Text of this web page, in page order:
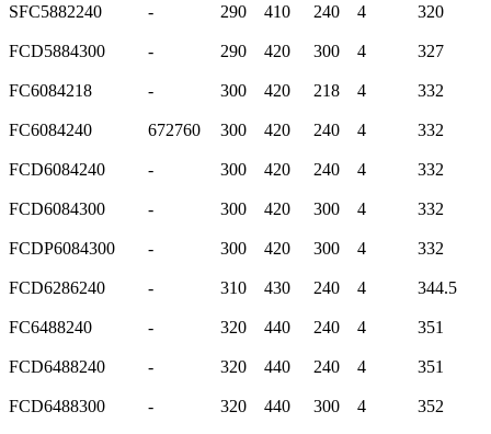
SFC5882240 - 290 410 240 4 320
FCD5884300 - 290 420 300 4 327
FC6084218 - 300 420 218 4 332
FC6084240 672760 300 420 240 4 332
FCD6084240 - 300 420 240 4 332
FCD6084300 - 300 420 300 4 332
FCDP6084300 - 300 420 300 4 332
FCD6286240 - 310 430 240 4 344.5
FC6488240 - 320 440 240 4 351
FCD6488240 - 320 440 240 4 351
FCD6488300 - 320 440 300 4 352